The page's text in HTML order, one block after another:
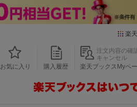
楽
お気に入り 購入履歴
注文内容の確
キャンセル
楽天ブックスMyペ